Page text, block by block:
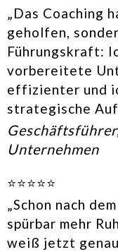
„Das Coaching
geholfen,
Führungskraft:
vorbereitete
effizienter und
strategische
Unternehmen
⭐⭐⭐⭐⭐
„Schon nach
spürbar mehr
weiß jetzt